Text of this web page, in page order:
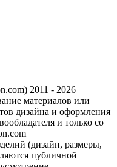
2011 - 2026
материалов или
дизайна и оформления
и только со
(дизайн, размеры,
публичной